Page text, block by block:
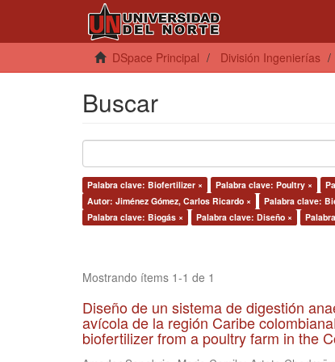
DSpace Principal División Ingenierías
Buscar
Palabra clave: Biofertilizer × Palabra clave: Poultry ×
Autor: Jiménez Gómez, Carlos Ricardo ×
Palabra clave:
Palabra clave: Biogás ×
Palabra clave: Diseño ×
Mostrando ítems 1-1 de 1
Diseño de un sistema de digestión
avícola de la región Caribe
biofertilizer from a poultry farm in the